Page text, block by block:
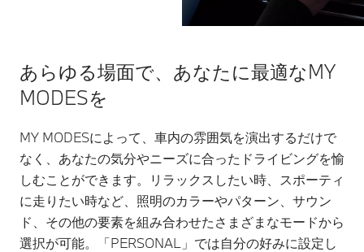
あらゆる場面で、あなたに最適なMY
MODESを
MY MODESによって、車内の雰囲気を演出するだけで
なく、あなたの気分やニーズに合ったドライビングを愉
しむことができます。リラックスしたい時、スポーティ
に走りたい時など、照明のカラーやパターン、サウン
ド、その他の要素を組み合わせたさまざまなモードから
選択が可能。「PERSONAL」では自分の好みに設定し